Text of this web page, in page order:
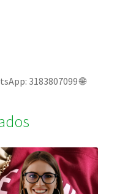
3183807099 🌐